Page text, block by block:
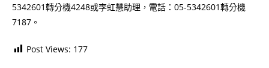
5342601轉分機4248或李虹慧助理，電話：05-5342601轉分機
7187。
Post Views: 177